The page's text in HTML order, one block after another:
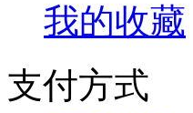
我的收藏
支付方式